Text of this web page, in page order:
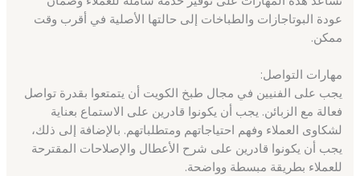
عودة البوتاجازات والطباخات إلى حالتها الأصلية في أقرب وقت
ممكن.
مهارات التواصل:
يجب على الفنيين في مجال طبخ الكويت أن يتمتعوا بقدرة تواصل
فعالة مع الزبائن. يجب أن يكونوا قادرين على الاستماع بعناية
لشكاوى العملاء وفهم احتياجاتهم ومتطلباتهم. بالإضافة إلى ذلك،
يجب أن يكونوا قادرين على شرح الأعطال والإصلاحات المقترحة
للعملاء بطريقة مبسطة وواضحة.